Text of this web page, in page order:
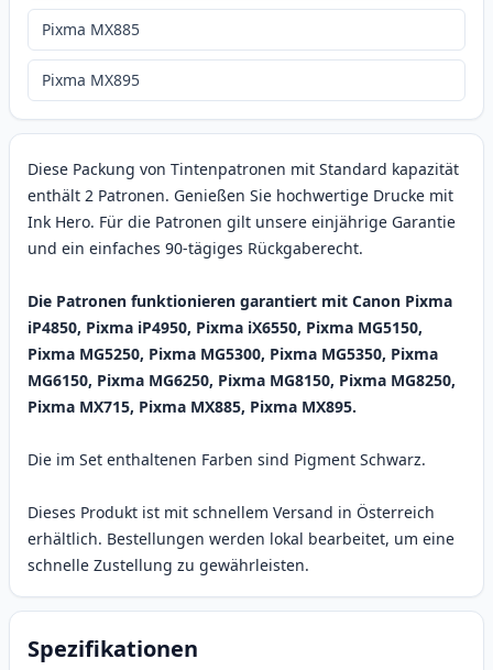
Diese Packung von Tintenpatronen mit Standard kapazität
enthält 2 Patronen. Genießen Sie hochwertige Drucke mit
Ink Hero. Für die Patronen gilt unsere einjährige Garantie
und ein einfaches 90-tägiges Rückgaberecht.
Die Patronen funktionieren garantiert mit Canon Pixma
iP4850, Pixma iP4950, Pixma iX6550, Pixma MG5150,
Pixma MG5250, Pixma MG5300, Pixma MG5350, Pixma
MG6150, Pixma MG6250, Pixma MG8150, Pixma MG8250,
Pixma MX715, Pixma MX885, Pixma MX895.
Die im Set enthaltenen Farben sind Pigment Schwarz.
Dieses Produkt ist mit schnellem Versand in Österreich
erhältlich. Bestellungen werden lokal bearbeitet, um eine
schnelle Zustellung zu gewährleisten.
Spezifikationen
Pixma MX885
Pixma MX895